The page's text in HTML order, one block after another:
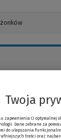
Twoja
zapewnienia Ci optymalnej
Dane zebrane za
do ulepszania
treści oraz